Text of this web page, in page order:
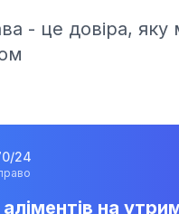
- це довіра, яку
24
на